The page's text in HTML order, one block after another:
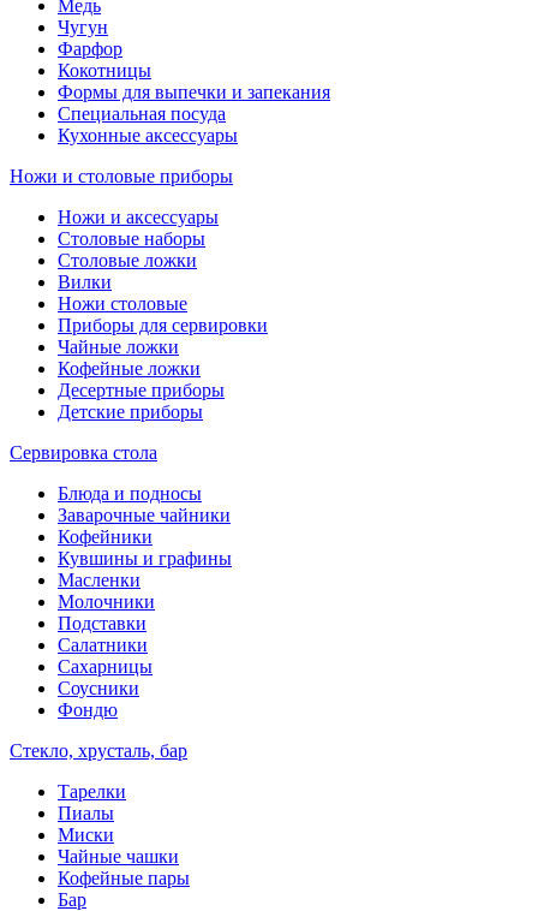
Медь
Чугун
Фарфор
Кокотницы
Формы для выпечки и запекания
Специальная посуда
Кухонные аксессуары
Ножи и столовые приборы
Ножи и аксессуары
Столовые наборы
Столовые ложки
Вилки
Ножи столовые
Приборы для сервировки
Чайные ложки
Кофейные ложки
Десертные приборы
Детские приборы
Сервировка стола
Блюда и подносы
Заварочные чайники
Кофейники
Кувшины и графины
Масленки
Молочники
Подставки
Салатники
Сахарницы
Соусники
Фондю
Стекло, хрусталь, бар
Тарелки
Пиалы
Миски
Чайные чашки
Кофейные пары
Бар